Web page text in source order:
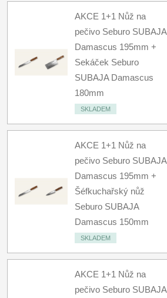
AKCE 1+1 Nůž na
pečivo Seburo SUBAJA
Damascus 195mm +
Sekáček Seburo
SUBAJA Damascus
180mm
SKLADEM
AKCE 1+1 Nůž na
pečivo Seburo SUBAJA
Damascus 195mm +
Šéfkuchařský nůž
Seburo SUBAJA
Damascus 150mm
SKLADEM
AKCE 1+1 Nůž na
pečivo Seburo SUBAJA